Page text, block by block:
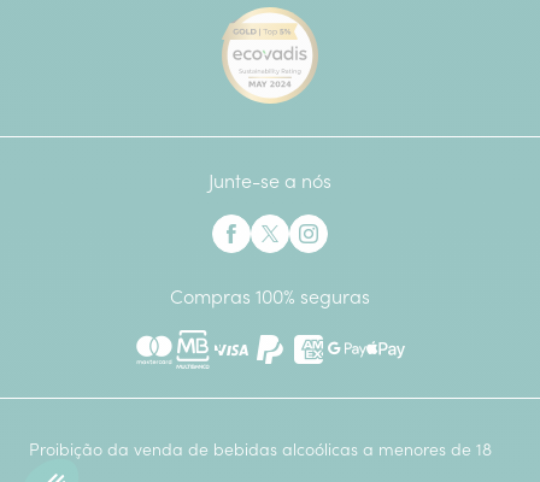
Junte-se a nós
Compras 100% seguras
MastercardMultibancoPaypalAmerican Express
Google Pay
Apple Pay
Proibição da venda de bebidas alcoólicas a menores de 18
anos.